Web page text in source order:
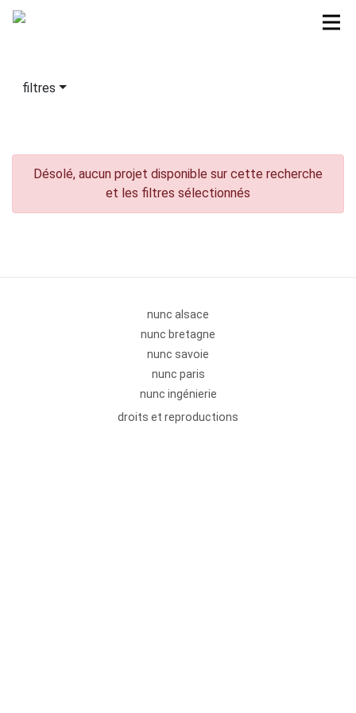
filtres
Désolé, aucun projet disponible sur cette recherche
et les filtres sélectionnés
nunc alsace
nunc bretagne
nunc savoie
nunc paris
nunc ingénierie
droits et reproductions